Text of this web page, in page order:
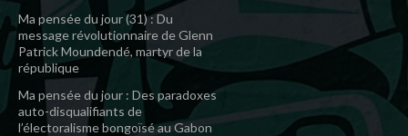
Ma pensée du jour (31) : Du
message révolutionnaire de Glenn
Patrick Moundendé, martyr de la
république
Ma pensée du jour : Des paradoxes
auto-disqualifiants de
l’électoralisme bongoïsé au Gabon